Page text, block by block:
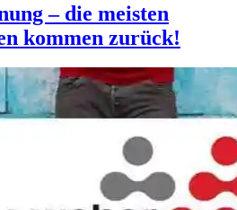
– die meisten
kommen zurück!